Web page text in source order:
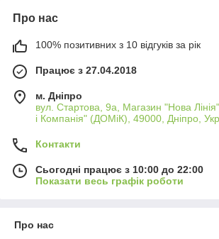
Про нас
100% позитивних з 10 відгуків за рік
Працює з 27.04.2018
м. Дніпро
вул. Стартова, 9а, Магазин "Нова
і Компанія" (ДОМіК), 49000, Дніпро,
Контакти
Сьогодні працює з 10:00 до 22:00
Показати весь графік роботи
Про нас